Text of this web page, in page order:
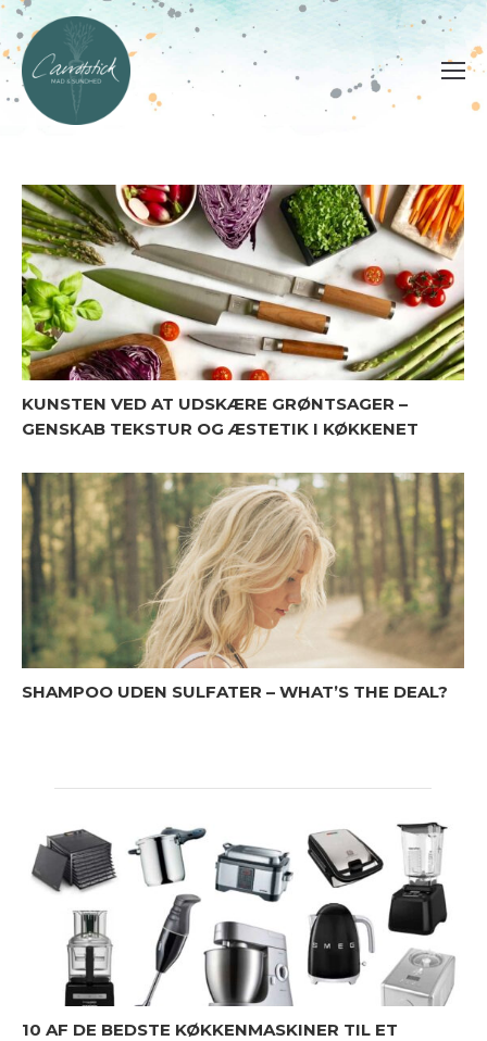
KUNSTEN VED AT UDSKÆRE GRØNTSAGER –
GENSKAB TEKSTUR OG ÆSTETIK I KØKKENET
SHAMPOO UDEN SULFATER – WHAT’S THE DEAL?
10 AF DE BEDSTE KØKKENMASKINER TIL ET